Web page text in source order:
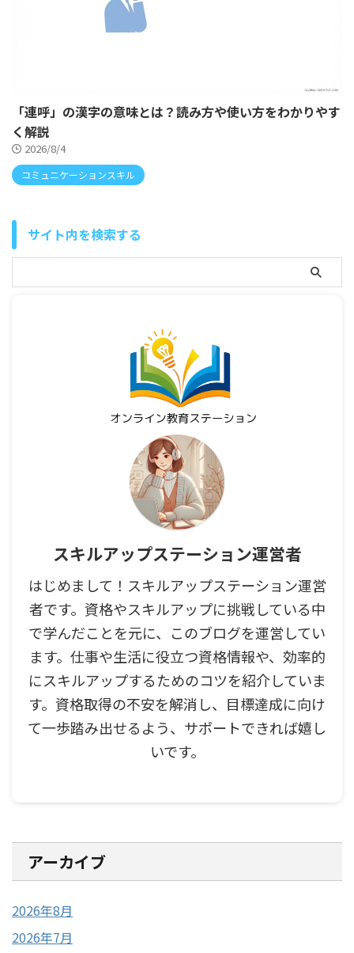
「連呼」の漢字の意味とは？読み方や使い方をわかりやす
く解説
2026/8/4
コミュニケーションスキル
サイト内を検索する
スキルアップステーション運営者
はじめまして！スキルアップステーション運営
者です。資格やスキルアップに挑戦している中
で学んだことを元に、このブログを運営してい
ます。仕事や生活に役立つ資格情報や、効率的
にスキルアップするためのコツを紹介していま
す。資格取得の不安を解消し、目標達成に向け
て一歩踏み出せるよう、サポートできれば嬉し
いです。
アーカイブ
2026年8月
2026年7月